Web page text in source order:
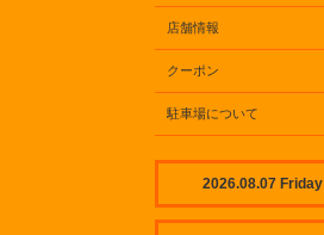
店舗情報
クーポン
駐車場について
2026.08.07 Friday